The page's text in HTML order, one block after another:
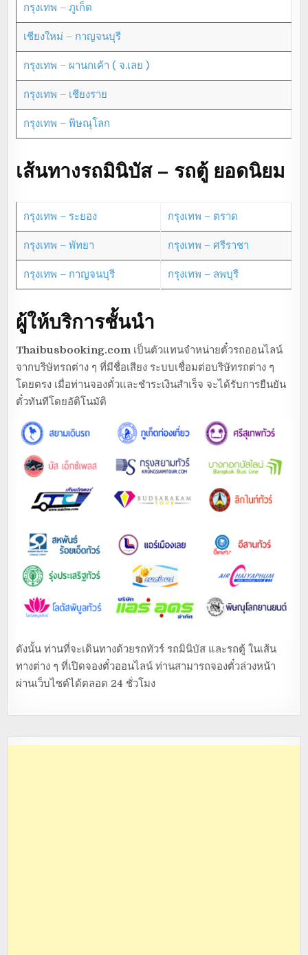
กรุงเทพ – ภูเก็ต
เชียงใหม่ – กาญจนบุรี
กรุงเทพ – ผานกเค้า ( จ.เลย )
กรุงเทพ – เชียงราย
กรุงเทพ – พิษณุโลก
เส้นทางรถมินิบัส – รถตู้ ยอดนิยม
กรุงเทพ – ระยอง กรุงเทพ – ตราด
กรุงเทพ – พัทยา กรุงเทพ – ศรีราชา
กรุงเทพ – กาญจนบุรี กรุงเทพ – ลพบุรี
ผู้ให้บริการชั้นนำ
Thaibusbooking.com เป็นตัวแทนจำหน่ายตั๋วรถออนไลน์
จากบริษัทรถต่าง ๆ ที่มีชื่อเสียง ระบบเชื่อมต่อบริษัทรถต่าง ๆ
โดยตรง เมื่อท่านจองตั๋วและชำระเงินสำเร็จ จะได้รับการยืนยัน
ตั๋วทันทีโดยอัติโนมัติ
ดังนั้น ท่านที่จะเดินทางด้วยรถทัวร์ รถมินิบัส และรถตู้ ในเส้น
ทางต่าง ๆ ที่เปิดจองตั๋วออนไลน์ ท่านสามารถจองตั๋วล่วงหน้า
ผ่านเว็บไซต์ได้ตลอด 24 ชั่วโมง